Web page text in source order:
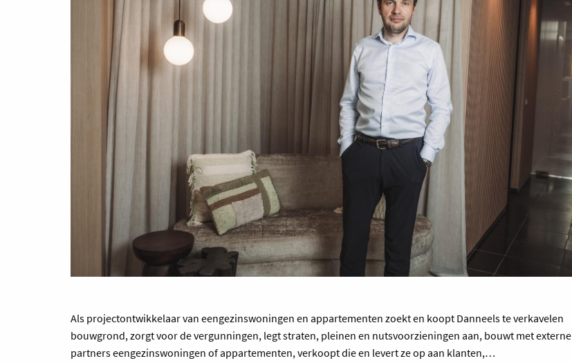
Als projectontwikkelaar van eengezinswoningen en appartementen zoekt en koopt Danneels te verkavelen
bouwgrond, zorgt voor de vergunningen, legt straten, pleinen en nutsvoorzieningen aan, bouwt met externe
partners eengezinswoningen of appartementen, verkoopt die en levert ze op aan klanten,…